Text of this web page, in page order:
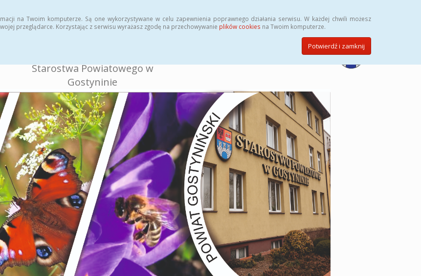
na Twoim komputerze. Są one wykorzystywane w celu zapewnienia poprawnego działania serwisu. W każdej chwili możesz
przeglądarce. Korzystając z serwisu wyrażasz zgodę na przechowywanie plików cookies na Twoim komputerze.
Potwierdź i zamknij
Starostwa Powiatowego w
Gostyninie